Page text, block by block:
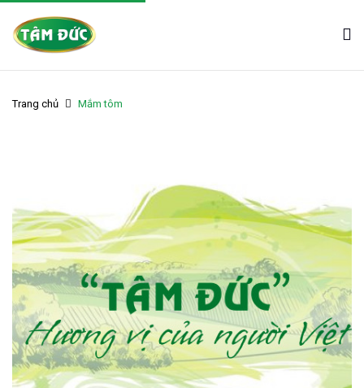
Trang chủ Mắm tôm